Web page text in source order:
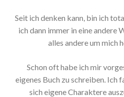
Seit ich denken kann, bin ich
ich dann immer in eine andere
alles andere um mich
Schon oft habe ich mir
eigenes Buch zu schreiben. Ich
sich eigene Charaktere